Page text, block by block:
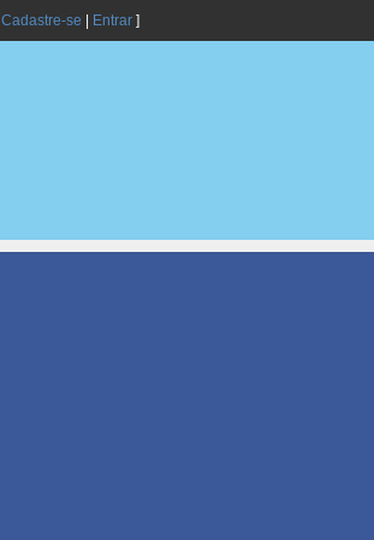
Cadastre-se Entrar ]